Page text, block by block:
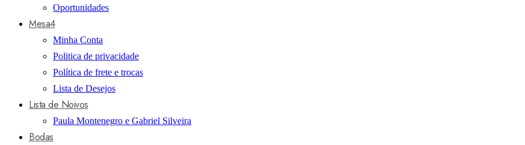
Oportunidades
Mesa4
Minha Conta
Politica de privacidade
Política de frete e trocas
Lista de Desejos
Lista de Noivos
Paula Montenegro e Gabriel Silveira
Bodas